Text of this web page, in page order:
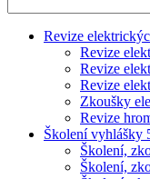
Revize
Revize
Revize
Revize
Zkoušky
Revize
Školení vyhlášky
Školení,
Školení,